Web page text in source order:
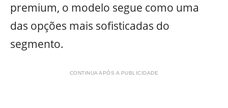
premium, o modelo segue como uma
das opções mais sofisticadas do
segmento.
CONTINUA APÓS A PUBLICIDADE